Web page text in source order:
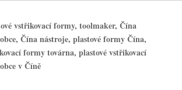
vstřikovací formy, toolmaker, Čína
Čína nástroje, plastové formy Čína,
formy továrna, plastové vstřikovací
v Číně